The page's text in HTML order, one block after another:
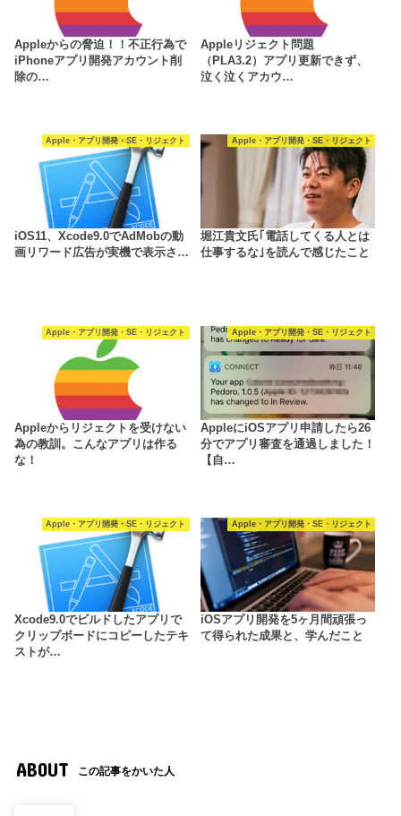
Appleからの脅迫！！不正行為で
iPhoneアプリ開発アカウント削
除の…
Appleリジェクト問題
（PLA3.2）アプリ更新できず、
泣く泣くアカウ…
Apple・アプリ開発・SE・リジェクト
iOS11、Xcode9.0でAdMobの動
画リワード広告が実機で表示さ…
Apple・アプリ開発・SE・リジェクト
堀江貴文氏｢電話してくる人とは
仕事するな｣を読んで感じたこと
Apple・アプリ開発・SE・リジェクト
Appleからリジェクトを受けない
為の教訓。こんなアプリは作る
な！
Apple・アプリ開発・SE・リジェクト
AppleにiOSアプリ申請したら26
分でアプリ審査を通過しました！
【自…
Apple・アプリ開発・SE・リジェクト
Xcode9.0でビルドしたアプリで
クリップボードにコピーしたテキ
ストが…
Apple・アプリ開発・SE・リジェクト
iOSアプリ開発を5ヶ月間頑張っ
て得られた成果と、学んだこと
ABOUT この記事をかいた人